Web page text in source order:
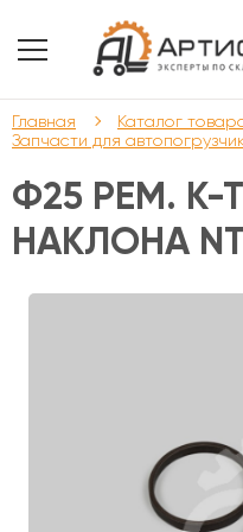
Главная
Каталог
Запчасти для
Ф25 РЕМ. К-
НАКЛОНА NT